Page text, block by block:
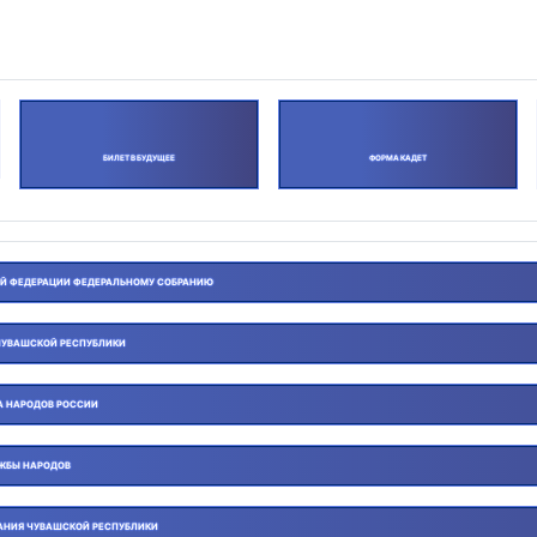
БИЛЕТ В БУДУЩЕЕ
ФОРМА КАДЕТ
ФЕДЕРАЦИИ ФЕДЕРАЛЬНОМУ СОБРАНИЮ
РЕСПУБЛИКИ
НАРОДОВ РОССИИ
НАРОДОВ
ЧУВАШСКОЙ РЕСПУБЛИКИ